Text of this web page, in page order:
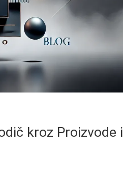
kroz Proizvode i